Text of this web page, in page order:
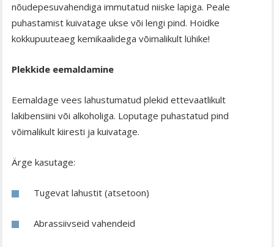
nõudepesuvahendiga immutatud niiske lapiga. Peale
puhastamist kuivatage ukse või lengi pind. Hoidke
kokkupuuteaeg kemikaalidega võimalikult lühike!
Plekkide eemaldamine
Eemaldage vees lahustumatud plekid ettevaatlikult
lakibensiini või alkoholiga. Loputage puhastatud pind
võimalikult kiiresti ja kuivatage.
Ärge kasutage:
Tugevat lahustit (atsetoon)
Abrassiivseid vahendeid